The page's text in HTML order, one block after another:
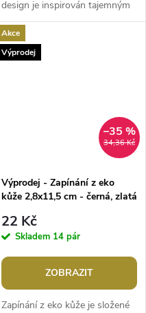
design je inspirován tajemným
odleskem zornice kočičího oka.
Knoflíky vyniknou na šatech,...
Akce
Výprodej
34,36 Kč
–35 %
Výprodej - Zapínání z eko
kůže 2,8x11,5 cm - černá, zlatá
22 Kč
Skladem 14 pár
ZOBRAZIT
Zapínání z eko kůže je složené